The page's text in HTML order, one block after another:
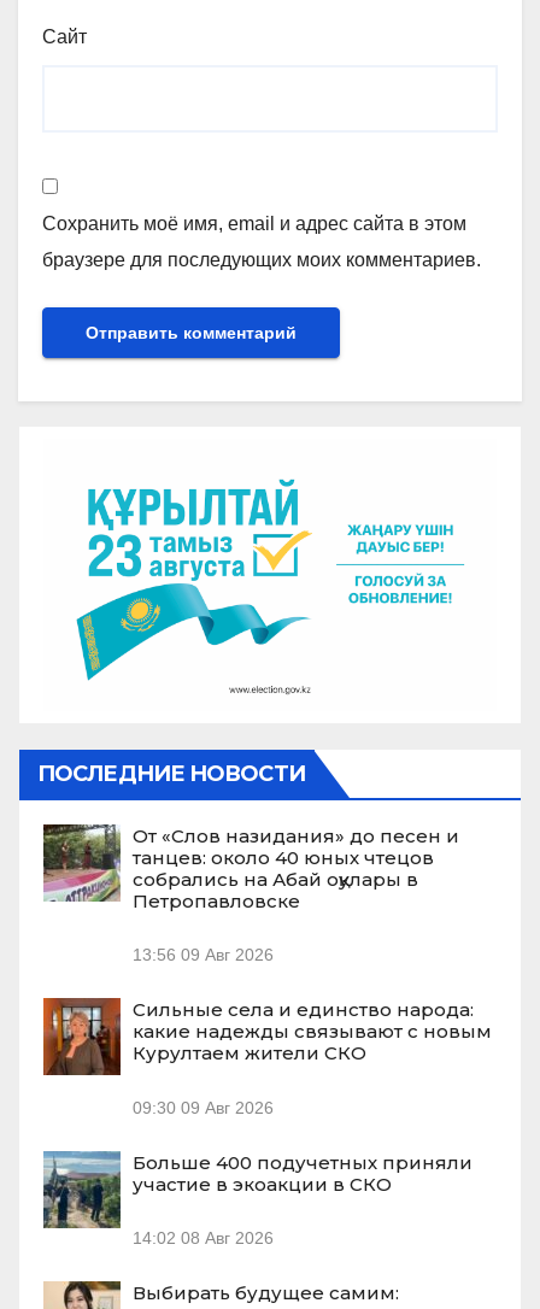
Сайт
Сохранить моё имя, email и адрес сайта в этом
браузере для последующих моих комментариев.
ПОСЛЕДНИЕ НОВОСТИ
От «Слов назидания» до песен и
танцев: около 40 юных чтецов
собрались на Абай оқулары в
Петропавловске
13:56 09 Авг 2026
Сильные села и единство народа:
какие надежды связывают с новым
Курултаем жители СКО
09:30 09 Авг 2026
Больше 400 подучетных приняли
участие в экоакции в СКО
14:02 08 Авг 2026
Выбирать будущее самим: